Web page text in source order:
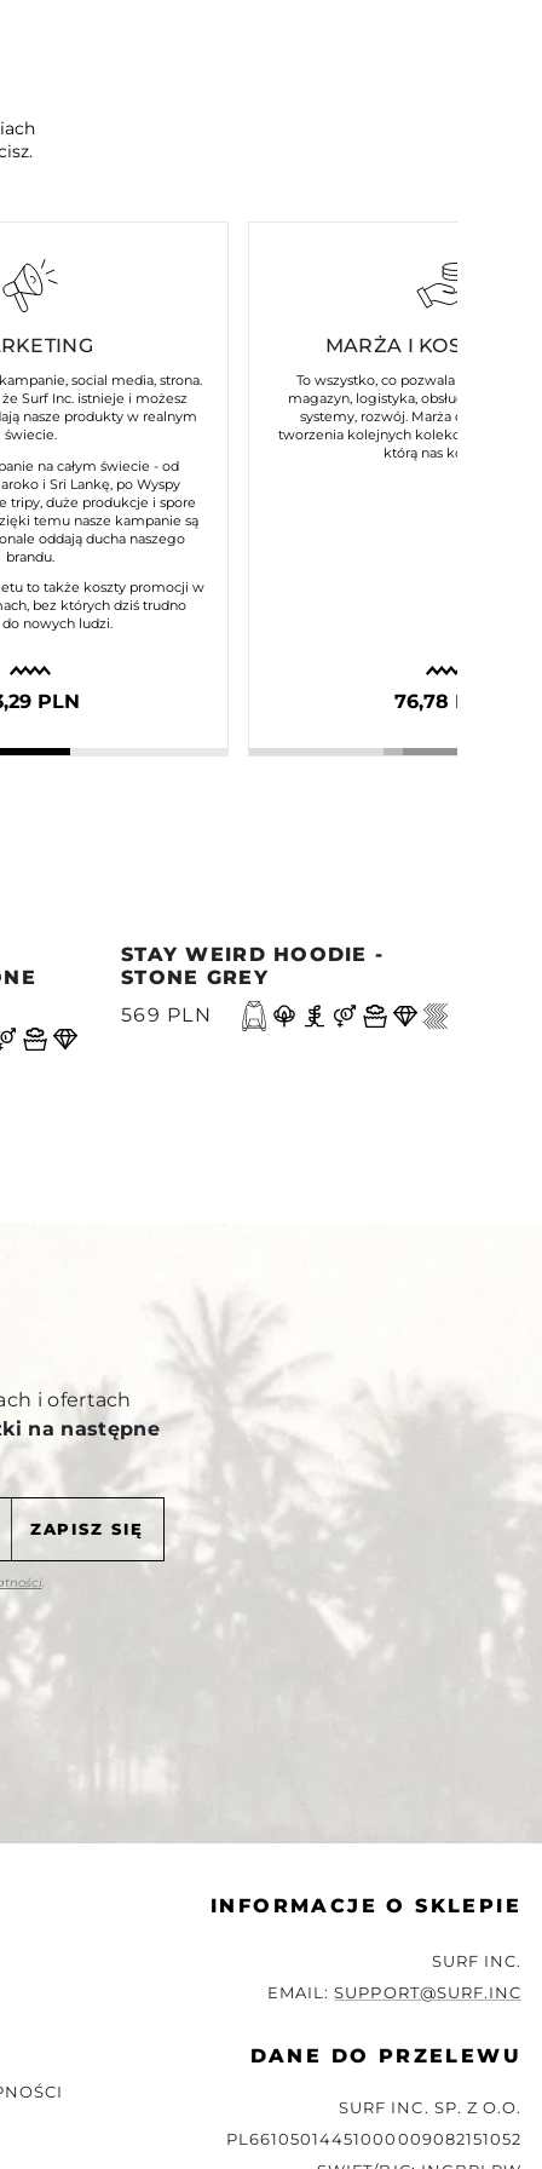
social media, strona.
Surf Inc. istnieje i możesz
nasze produkty w realnym
świecie.
na całym świecie - od
i Sri Lankę, po Wyspy
tripy, duże produkcje i spore
temu nasze kampanie są
oddają ducha naszego
brandu.
to także koszty promocji w
bez których dziś trudno
nowych ludzi.
PLN
MARŻA I KOSZTY
To wszystko, co pozwala naszej
magazyn, logistyka, obsługa klienta,
systemy, rozwój. Marża daje nam
tworzenia kolejnych kolekcji i
którą nas kojarzysz.
76,78 PLN
STAY WEIRD HOODIE -
STONE GREY
569 PLN
i ofertach
na następne
.
INFORMACJE O SKLEPIE
SURF INC.
EMAIL:SUPPORT@SURF.INC
DANE DO PRZELEWU
SURF INC. SP. Z O.O.
PL66105014451000009082151052